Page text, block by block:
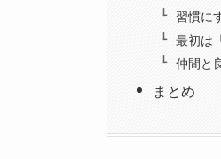
習慣に
最初は
仲間と
まとめ